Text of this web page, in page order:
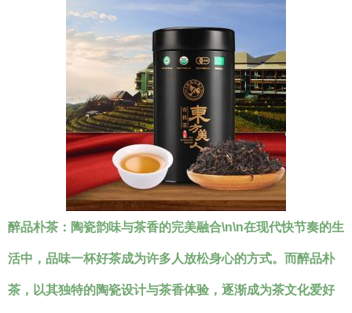
醉品朴茶：陶瓷韵味与茶香的完美融合\n\n在现代快节奏的生
活中，品味一杯好茶成为许多人放松身心的方式。而醉品朴
茶，以其独特的陶瓷设计与茶香体验，逐渐成为茶文化爱好